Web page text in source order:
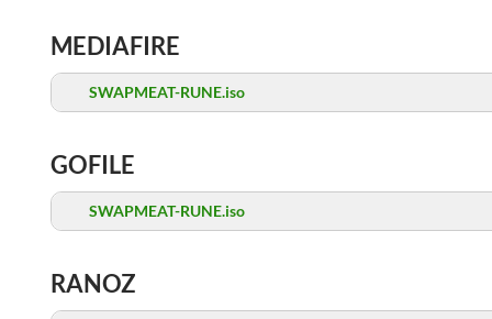
MEDIAFIRE
SWAPMEAT-RUNE.iso
GOFILE
SWAPMEAT-RUNE.iso
RANOZ